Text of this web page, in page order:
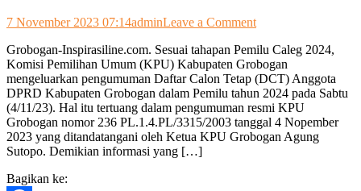
7 November 2023 07:14adminLeave a Commenton
Grobogan
Umumkan
DCT
Anggota
DPRD
Pemilu
2024
Grobogan-Inspirasiline.com. Sesuai tahapan Pemilu Caleg 2024,
Komisi Pemilihan Umum (KPU) Kabupaten Grobogan
mengeluarkan pengumuman Daftar Calon Tetap (DCT) Anggota
DPRD Kabupaten Grobogan dalam Pemilu tahun 2024 pada Sabtu
(4/11/23). Hal itu tertuang dalam pengumuman resmi KPU
Grobogan nomor 236 PL.1.4.PL/3315/2003 tanggal 4 Nopember
2023 yang ditandatangani oleh Ketua KPU Grobogan Agung
Sutopo. Demikian informasi yang […]
Bagikan ke: